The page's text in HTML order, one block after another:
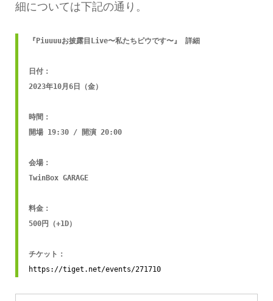
細については下記の通り。
『Piuuuuお披露目Live〜私たちピウです〜』 詳細
日付：
2023年10月6日（金）
時間：
開場 19:30 / 開演 20:00
会場：
TwinBox GARAGE
料金：
500円（+1D）
https://tiget.net/events/271710